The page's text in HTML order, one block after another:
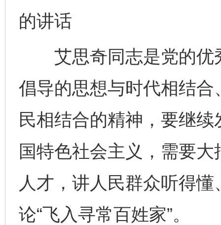
的讲话
艾思奇同志是党的优
倡导的思想与时代相结
民相结合的精神，要继
国特色社会主义，需要
人才，讲人民群众听得
论“飞入寻常百姓家”。